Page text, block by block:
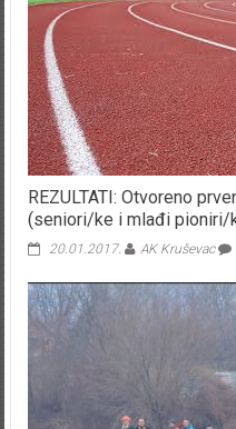
REZULTATI: Otvoreno
(seniori/ke i mlađi pioniri/
20.01.2017. AK Kruševac